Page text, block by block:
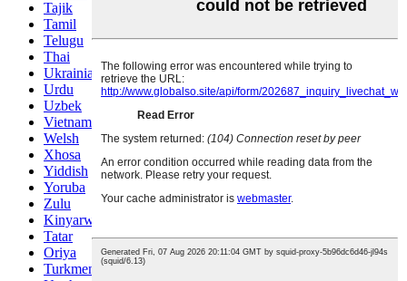
Tajik
Tamil
Telugu
Thai
Ukrainian
Urdu
Uzbek
Vietnamese
Welsh
Xhosa
Yiddish
Yoruba
Zulu
Kinyarwanda
Tatar
Oriya
Turkmen